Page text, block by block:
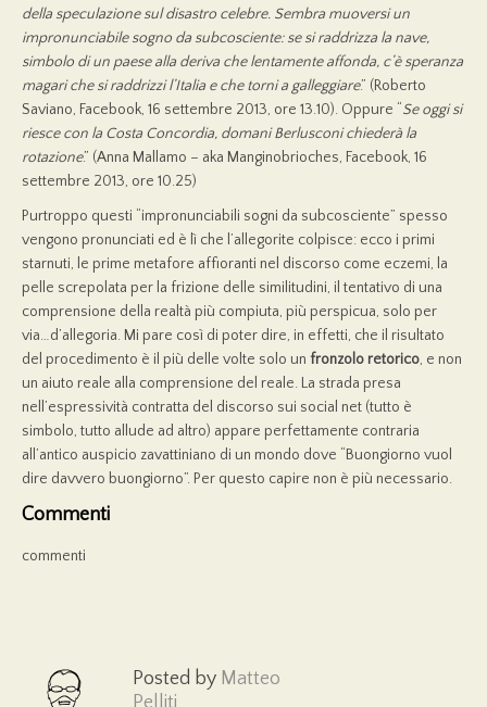
della speculazione sul disastro celebre. Sembra muoversi un
impronunciabile sogno da subcosciente: se si raddrizza la nave,
simbolo di un paese alla deriva che lentamente affonda, c’è speranza
magari che si raddrizzi l’Italia e che torni a galleggiare.” (Roberto
Saviano, Facebook, 16 settembre 2013, ore 13.10). Oppure “Se oggi si
riesce con la Costa Concordia, domani Berlusconi chiederà la
rotazione.” (Anna Mallamo – aka Manginobrioches, Facebook, 16
settembre 2013, ore 10.25)
Purtroppo questi “impronunciabili sogni da subcosciente” spesso
vengono pronunciati ed è lì che l’allegorite colpisce: ecco i primi
starnuti, le prime metafore affioranti nel discorso come eczemi, la
pelle screpolata per la frizione delle similitudini, il tentativo di una
comprensione della realtà più compiuta, più perspicua, solo per
via…d’allegoria. Mi pare così di poter dire, in effetti, che il risultato
del procedimento è il più delle volte solo un fronzolo retorico, e non
un aiuto reale alla comprensione del reale. La strada presa
nell’espressività contratta del discorso sui social net (tutto è
simbolo, tutto allude ad altro) appare perfettamente contraria
all’antico auspicio zavattiniano di un mondo dove “Buongiorno vuol
dire davvero buongiorno”. Per questo capire non è più necessario.
Commenti
commenti
Posted by Matteo
Pelliti